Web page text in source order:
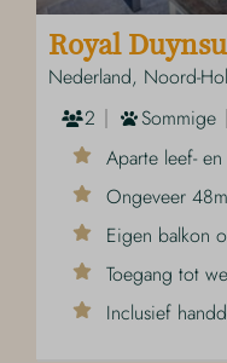
Royal
Nederland, Noord-
2
Sommige
Aparte leef-
Ongeveer
Eigen balkon
Toegang tot
Inclusief